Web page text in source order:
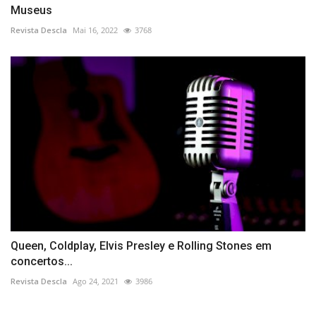
Museus
Revista Descla Mai 16, 2022 3768
Queen, Coldplay, Elvis Presley e Rolling Stones em
concertos...
Revista Descla Ago 24, 2021 3986